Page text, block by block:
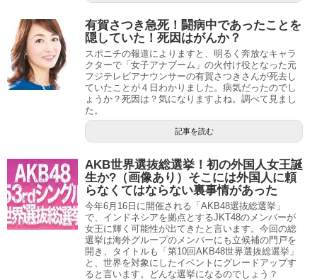
有賀さつき急死！闘病中であったことを
隠していた！死因はがんか？
スポニチの報道によりますと、明るく奔放なキャラ
クターで「女子アナブーム」の火付け役となった元
フジテレビアナウンサーの有賀さつきさんが死去し
ていたことが４日わかりました。病気だったのでし
ょうか？死因は？気になりますよね。調べて見まし
た。
記事を読む
AKB世界選抜総選挙！初の外国人女王誕
生か?（画像あり）そこには外国人に頼
らなくてはならない裏事情があった
今年6月16日に開催される「AKB48選抜総選挙」
で、インドネシアを拠点とするJKT48のメンバーが
女王に輝く可能性が出てきたと言います。今回の総
選挙は海外グループのメンバーにも立候補の門戸を
開き、タイトルも「第10回AKB48世界選抜総選挙」
と、世界を対象にしたイベントにグレードアップす
ると言います。どんな選挙になるのでしょう？